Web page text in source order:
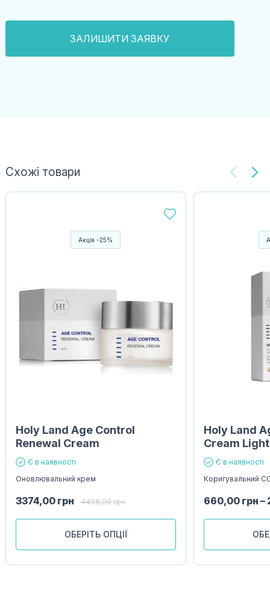
Схожі товари
Акція -25%
Holy Land Age Control
Renewal Cream
Є в наявності
Оновлювальний крем
3374,00 грн 4498,00грн
ОБЕРІТЬ ОПЦІЇ
Holy Land
Cream Light
Є в наявності
Коригувальний
660,00 грн –